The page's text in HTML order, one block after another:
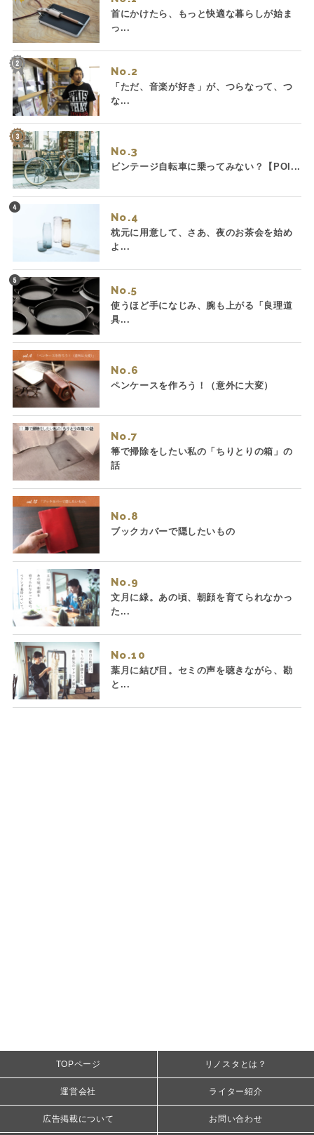
首にかけたら、もっと快適な暮らしが始ま
っ...
No.
「ただ、音楽が好き」が、つらなって、つ
な...
No.
ビンテージ自転車に乗ってみない？【POI...
No.
枕元に用意して、さあ、夜のお茶会を始め
よ...
No.
使うほど手になじみ、腕も上がる「良理道
具...
No.
ペンケースを作ろう！（意外に大変）
No.
箒で掃除をしたい私の「ちりとりの箱」の
話
No.
ブックカバーで隠したいもの
No.
文月に緑。あの頃、朝顔を育てられなかっ
た...
No.
葉月に結び目。セミの声を聴きながら、勘
と...
TOPページ リノスタとは？
運営会社 ライター紹介
広告掲載について お問い合わせ